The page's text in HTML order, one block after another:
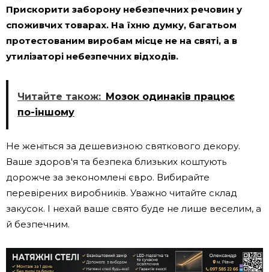
Прискорити заборону небезпечних речовин у
споживчих товарах. На їхню думку, багатьом
протестованим виробам місце не на святі, а в
утилізаторі небезпечних відходів.
Читайте також: Мозок одинаків працює
по-іншому
Не женіться за дешевизною святкового декору.
Ваше здоров'я та безпека близьких коштують
дорожче за зекономлені євро. Вибирайте
перевірених виробників. Уважно читайте склад
закусок. І нехай ваше свято буде не лише веселим, а
й безпечним.